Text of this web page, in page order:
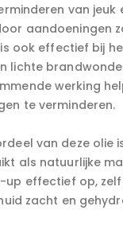
van jeuk
aandoeningen
ook effectief bij
lichte
werking
te verminderen.
van deze olie
als natuurlijke
up effectief op,
zacht en